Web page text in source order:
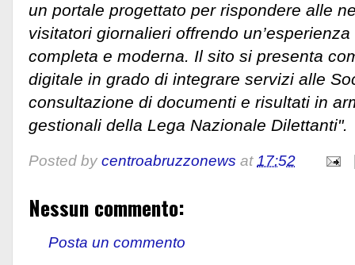
un portale progettato per rispondere alle
visitatori giornalieri offrendo
completa e moderna. Il sito si presenta
digitale in grado di integrare servizi alle
consultazione di documenti e risultati in
gestionali della Lega Nazionale Dilettanti".
Posted by centroabruzzonews at17:52
Nessun commento:
Posta un commento